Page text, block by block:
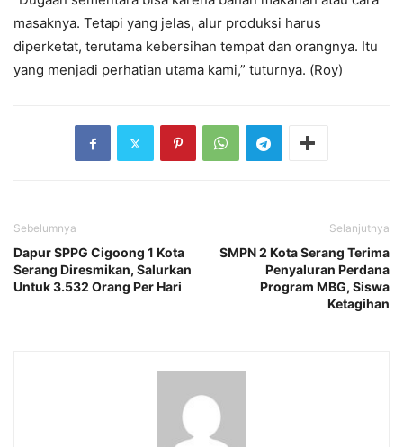
masaknya. Tetapi yang jelas, alur produksi harus
diperketat, terutama kebersihan tempat dan orangnya. Itu
yang menjadi perhatian utama kami,” tuturnya. (Roy)
Sebelumnya
Dapur SPPG Cigoong 1 Kota
Serang Diresmikan, Salurkan
Untuk 3.532 Orang Per Hari
Selanjutnya
SMPN 2 Kota Serang Terima
Penyaluran Perdana
Program MBG, Siswa
Ketagihan